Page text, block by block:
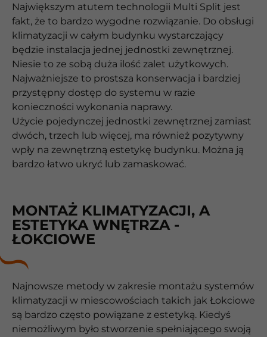
Największym atutem technologii Multi Split jest
fakt, że to bardzo wygodne rozwiązanie. Do obsługi
klimatyzacji w całym budynku wystarczający
będzie instalacja jednej jednostki zewnętrznej.
Niesie to ze sobą duża ilość zalet użytkowych.
Najważniejsze to prostsza konserwacja i bardziej
przystępny dostęp do systemu w razie
konieczności wykonania naprawy.
Użycie pojedynczej jednostki zewnętrznej zamiast
dwóch, trzech lub więcej, ma również pozytywny
wpły na zewnętrzną estetykę budynku. Można ją
bardzo łatwo ukryć lub zamaskować.
MONTAŻ KLIMATYZACJI, A
ESTETYKA WNĘTRZA -
ŁOKCIOWE
Najnowsze metody w zakresie montażu systemów
klimatyzacji w miescowościach takich jak Łokciowe
są bardzo często powiązane z estetyką. Kiedyś
niemożliwym było stworzenie spełniającego swoją